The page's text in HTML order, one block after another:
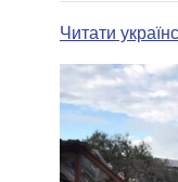
МЭРЫ
ВСЕ
Читати